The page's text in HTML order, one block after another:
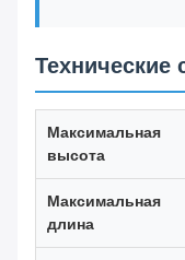
Технические
Максимальная
высота
Максимальная
длина